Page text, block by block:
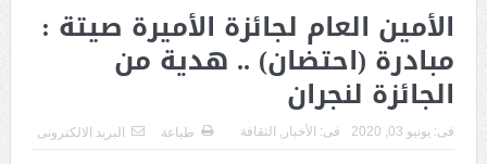
الأمين العام لجائزة الأميرة صيتة :
مبادرة (احتضان) .. هدية من
الجائزة لنجران
فى: يونيو 03, 2020 فى: الأخبار الثقافة طباعة البريد الالكترونى